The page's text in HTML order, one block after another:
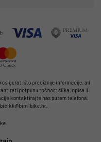
osigurati što preciznije informacije, ali
potpunu točnost slika, opisa ili
kontaktirajte nas putem telefona:
bicikli@bim-bike.hr.